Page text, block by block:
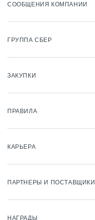
СООБЩЕНИЯ КОМПАНИИ
ГРУППА СБЕР
ЗАКУПКИ
ПРАВИЛА
КАРЬЕРА
ПАРТНЕРЫ И ПОСТАВЩИКИ
НАГРАДЫ